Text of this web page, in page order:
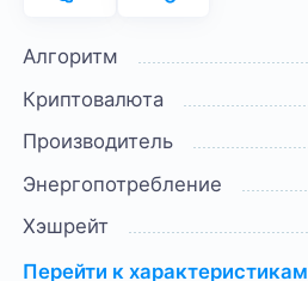
Алгоритм
Криптовалюта
Производитель
Энергопотребление
Хэшрейт
Перейти к характеристикам